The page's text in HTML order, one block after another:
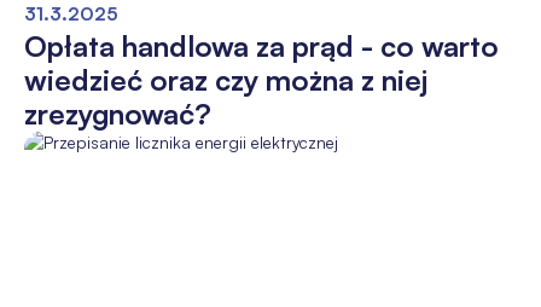
31.3.2025
Opłata handlowa za prąd - co warto
wiedzieć oraz czy można z niej
zrezygnować?